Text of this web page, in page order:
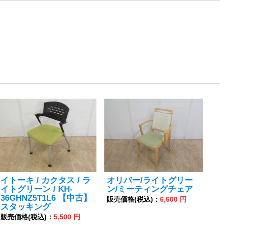
イトーキ / カクタス / ラ
イトグリーン / KH-
36GHNZ5T1L6 【中古】
スタッキング
販売価格(税込)： 5,500 円
オリバー/ライトグリー
ン/ミーティングチェア
販売価格(税込)： 6,600 円